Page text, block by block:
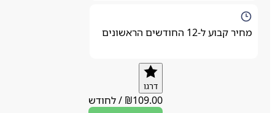
מחיר קבוע ל-12 החודשים הראשונים
₪109.00
/לחודש